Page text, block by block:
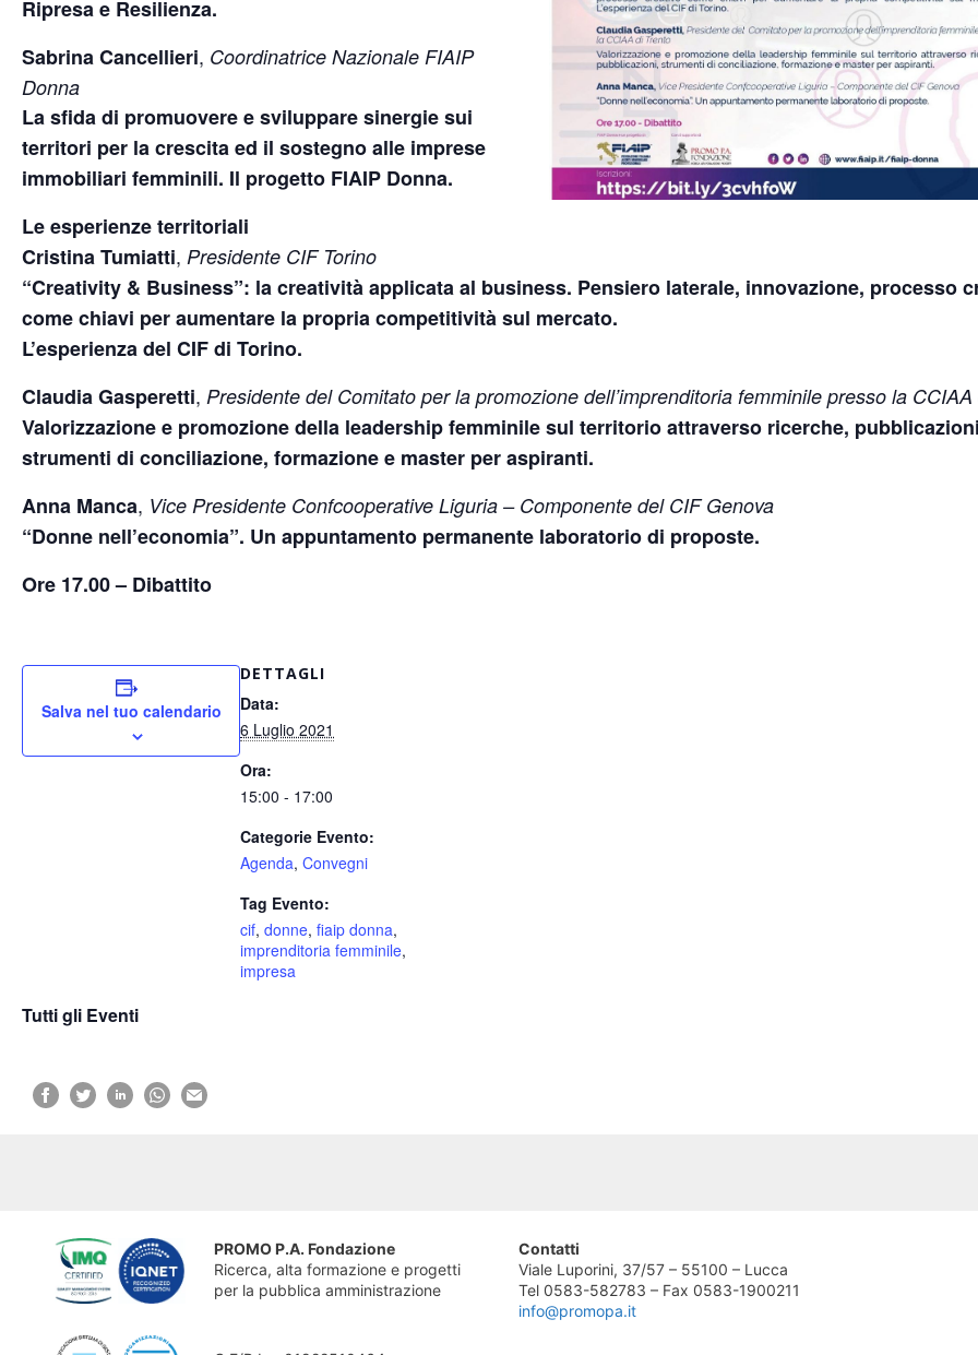
Ripresa e Resilienza.
Sabrina Cancellieri, Coordinatrice Nazionale FIAIP
Donna
La sfida di promuovere e sviluppare sinergie sui
territori per la crescita ed il sostegno alle imprese
immobiliari femminili. Il progetto FIAIP Donna.
Le esperienze territoriali
Cristina Tumiatti, Presidente CIF Torino
“Creativity & Business”: la creatività applicata al business. Pensiero laterale, innovazione, processo
come chiavi per aumentare la propria competitività sul mercato.
L’esperienza del CIF di Torino.
Claudia Gasperetti, Presidente del Comitato per la promozione dell’imprenditoria femminile presso la CCIAA
Valorizzazione e promozione della leadership femminile sul territorio attraverso ricerche,
strumenti di conciliazione, formazione e master per aspiranti.
Anna Manca, Vice Presidente Confcooperative Liguria – Componente del CIF Genova
“Donne nell’economia”. Un appuntamento permanente laboratorio di proposte.
Ore 17.00 – Dibattito
Salva nel tuo calendario
DETTAGLI
Data:
6 Luglio 2021
Ora:
15:00 - 17:00
Categorie Evento:
Agenda, Convegni
Tag Evento:
cif, donne, fiaip donna,
imprenditoria femminile,
impresa
Tutti gli Eventi
PROMO P.A. Fondazione
Ricerca, alta formazione e progetti
per la pubblica amministrazione
Contatti
Viale Luporini, 37/57 – 55100 – Lucca
Tel 0583-582783 – Fax 0583-1900211
info@promopa.it